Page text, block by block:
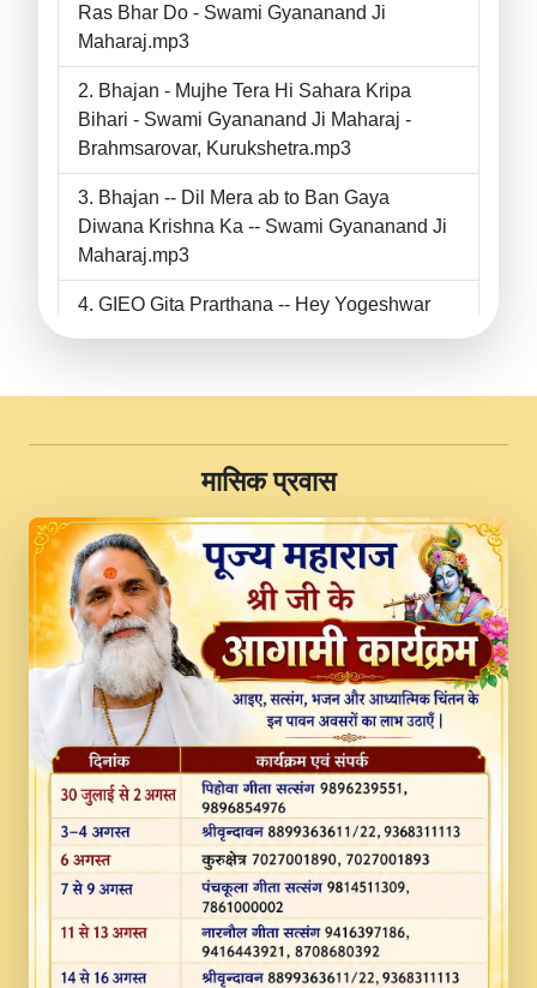
Ras Bhar Do - Swami Gyananand Ji
Maharaj.mp3
Bhajan - Mujhe Tera Hi Sahara Kripa
Bihari - Swami Gyananand Ji Maharaj -
Brahmsarovar, Kurukshetra.mp3
Bhajan -- Dil Mera ab to Ban Gaya
Diwana Krishna Ka -- Swami Gyananand Ji
Maharaj.mp3
GIEO Gita Prarthana -- Hey Yogeshwar
II Swami Gyananand Ji Maharaj.mp3
JINU SATGURU AAP BULAVE by Rasik
Pawan ji 20-11-19 Sankirtan At VEER JI
PRABHU KUTEER CHANNEL.mp3
Kina Sohna Tera Bhawan Sajaya Mata
Vaishno Devi Aarti Mata Rani Bhajan By
Lakhwinder Wadali Ji.mp3
MERE MANN VICH KANTH KALER
NEW PUNAJBI DEVOTIONAL SONG 2017
FULL VIDEO HD.mp3
Na To Roop Hai Bindu Ji Maharaj Pad - A
Divine Bhajan by Shri Indresh Ji
#BhaktiPath.mp3
Radha Rani Ki Kirpa Best Devotional
Song By Chitra Vichitra.mp3
​मासिक प्रवास